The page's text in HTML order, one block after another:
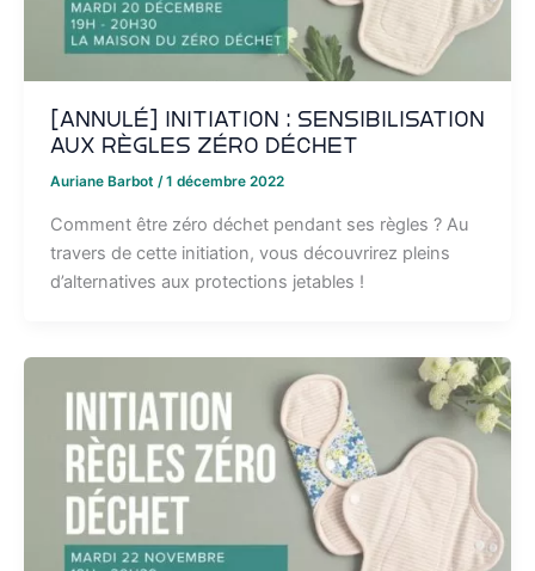
[ANNULÉ] Initiation : Sensibilisation
aux règles zéro déchet
Auriane Barbot /1 décembre 2022
Comment être zéro déchet pendant ses règles ? Au
travers de cette initiation, vous découvrirez pleins
d’alternatives aux protections jetables !